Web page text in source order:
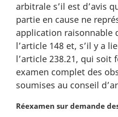
g
i
n
a
l
e
:
arbitrale s’il est d’avis
partie en cause ne
application raisonnable
l’article 148 et, s’il y a
l’article 238.21, qui soit
examen complet des
soumises au conseil
N
Réexamen sur demande